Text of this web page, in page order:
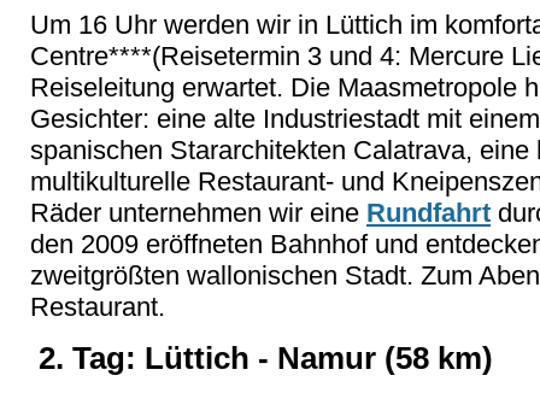
Um 16 Uhr werden wir in Lüttich im
Centre****(Reisetermin 3 und 4: Mercure
Reiseleitung erwartet. Die Maasmetropole
Gesichter: eine alte Industriestadt mit
spanischen Stararchitekten Calatrava,
multikulturelle Restaurant- und
Räder unternehmen wir eine Rundfahrt
den 2009 eröffneten Bahnhof und
zweitgrößten wallonischen Stadt. Zum
Restaurant.
2. Tag: Lüttich - Namur (58 km)